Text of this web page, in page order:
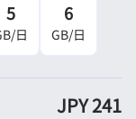
5
日
6
GB/日
JPY 241